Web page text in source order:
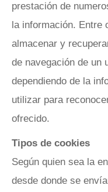
prestación de
la información. Entre
almacenar y
de navegación de un
dependiendo de la
utilizar para
ofrecido.
Tipos de cookies
Según quien sea la
desde donde se